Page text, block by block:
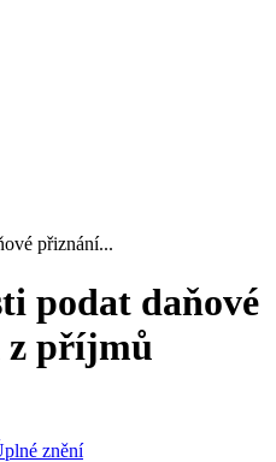
přiznání...
podat daňové
z příjmů
znění